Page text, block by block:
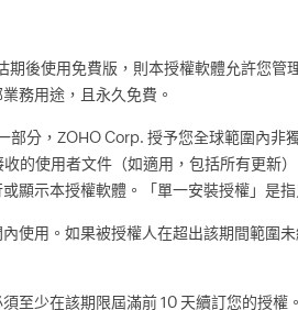
後使用免費版，則本授權軟體允許您
務用途，且永久免費。
部分，ZOHO Corp. 授予您全球範圍內
的使用者文件（如適用，包括所有更新
顯示本授權軟體。「單一安裝授權」是
使用。如果被授權人在超出該期間範圍
至少在該期限屆滿前 10 天續訂您的授